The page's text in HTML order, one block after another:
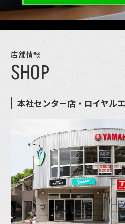
店舗情報
SHOP
本社センター店・ロイヤル